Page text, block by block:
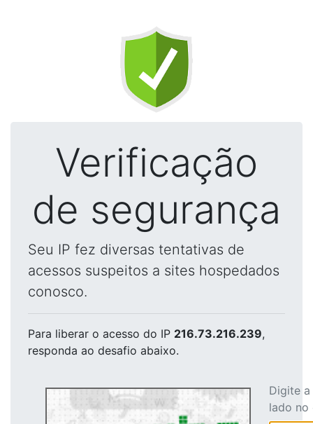
Verificação
de segurança
Seu IP fez diversas tentativas de
acessos suspeitos a sites hospedados
conosco.
Para liberar o acesso do IP 216.73.216.239,
responda ao desafio abaixo.
Digite
lado no